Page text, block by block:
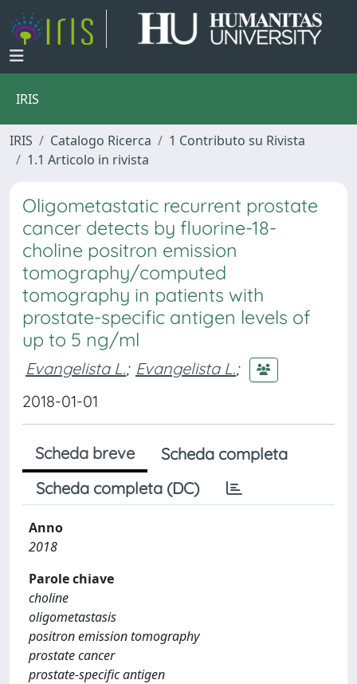
IRIS
IRIS Catalogo Ricerca
1 Contributo su Rivista
1.1 Articolo in rivista
Oligometastatic recurrent prostate
cancer detects by fluorine-18-
choline positron emission
tomography/computed
tomography in patients with
prostate-specific antigen levels of
up to 5 ng/ml
Evangelista L.; Evangelista L.;
2018-01-01
Scheda breve
Scheda completa
Scheda completa (DC)
Anno
2018
Parole chiave
choline
oligometastasis
positron emission tomography
prostate cancer
prostate-specific antigen